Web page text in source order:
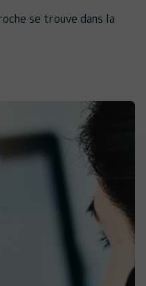
se trouve dans la